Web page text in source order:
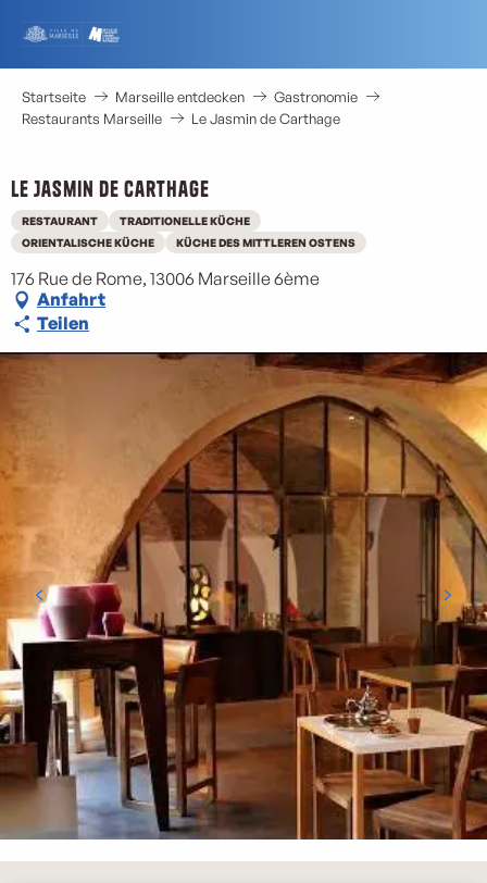
contenu
principal
Startseite Marseille entdecken
Gastronomie
Restaurants Marseille
Le Jasmin de Carthage
Le Jasmin de Carthage
RESTAURANT
TRADITIONELLE KÜCHE
ORIENTALISCHE KÜCHE
KÜCHE DES MITTLEREN OSTENS
176 Rue de Rome, 13006 Marseille 6ème
Anfahrt
Teilen